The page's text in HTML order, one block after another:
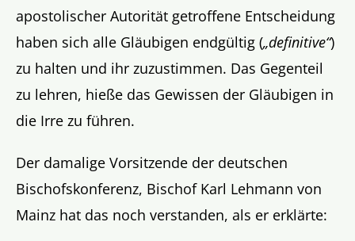
apostolischer Autorität getroffene Entscheidung
haben sich alle Gläubigen endgültig („definitive“)
zu halten und ihr zuzustimmen. Das Gegenteil
zu lehren, hieße das Gewissen der Gläubigen in
die Irre zu führen.
Der damalige Vorsitzende der deutschen
Bischofskonferenz, Bischof Karl Lehmann von
Mainz hat das noch verstanden, als er erklärte: